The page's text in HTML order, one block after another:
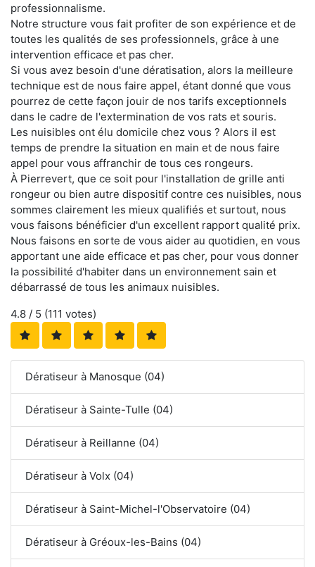
professionnalisme.
Notre structure vous fait profiter de son expérience et de
toutes les qualités de ses professionnels, grâce à une
intervention efficace et pas cher.
Si vous avez besoin d'une dératisation, alors la meilleure
technique est de nous faire appel, étant donné que vous
pourrez de cette façon jouir de nos tarifs exceptionnels
dans le cadre de l'extermination de vos rats et souris.
Les nuisibles ont élu domicile chez vous ? Alors il est
temps de prendre la situation en main et de nous faire
appel pour vous affranchir de tous ces rongeurs.
À Pierrevert, que ce soit pour l'installation de grille anti
rongeur ou bien autre dispositif contre ces nuisibles, nous
sommes clairement les mieux qualifiés et surtout, nous
vous faisons bénéficier d'un excellent rapport qualité prix.
Nous faisons en sorte de vous aider au quotidien, en vous
apportant une aide efficace et pas cher, pour vous donner
la possibilité d'habiter dans un environnement sain et
débarrassé de tous les animaux nuisibles.
4.8 / 5 (111 votes)
Dératiseur à Manosque (04)
Dératiseur à Sainte-Tulle (04)
Dératiseur à Reillanne (04)
Dératiseur à Volx (04)
Dératiseur à Saint-Michel-l'Observatoire (04)
Dératiseur à Gréoux-les-Bains (04)